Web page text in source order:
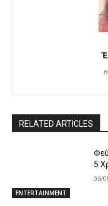
RELATED ARTICLES
ENTERTAINMENT
5
06/